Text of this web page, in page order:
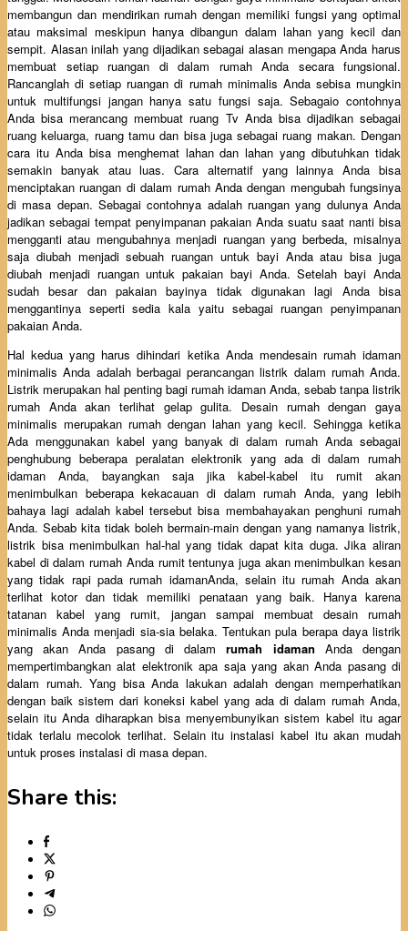
membangun dan mendirikan rumah dengan memiliki fungsi yang optimal
atau maksimal meskipun hanya dibangun dalam lahan yang kecil dan
sempit. Alasan inilah yang dijadikan sebagai alasan mengapa Anda harus
membuat setiap ruangan di dalam rumah Anda secara fungsional.
Rancanglah di setiap ruangan di rumah minimalis Anda sebisa mungkin
untuk multifungsi jangan hanya satu fungsi saja. Sebagaio contohnya
Anda bisa merancang membuat ruang Tv Anda bisa dijadikan sebagai
ruang keluarga, ruang tamu dan bisa juga sebagai ruang makan. Dengan
cara itu Anda bisa menghemat lahan dan lahan yang dibutuhkan tidak
semakin banyak atau luas. Cara alternatif yang lainnya Anda bisa
menciptakan ruangan di dalam rumah Anda dengan mengubah fungsinya
di masa depan. Sebagai contohnya adalah ruangan yang dulunya Anda
jadikan sebagai tempat penyimpanan pakaian Anda suatu saat nanti bisa
mengganti atau mengubahnya menjadi ruangan yang berbeda, misalnya
saja diubah menjadi sebuah ruangan untuk bayi Anda atau bisa juga
diubah menjadi ruangan untuk pakaian bayi Anda. Setelah bayi Anda
sudah besar dan pakaian bayinya tidak digunakan lagi Anda bisa
menggantinya seperti sedia kala yaitu sebagai ruangan penyimpanan
pakaian Anda.
Hal kedua yang harus dihindari ketika Anda mendesain rumah idaman
minimalis Anda adalah berbagai perancangan listrik dalam rumah Anda.
Listrik merupakan hal penting bagi rumah idaman Anda, sebab tanpa listrik
rumah Anda akan terlihat gelap gulita. Desain rumah dengan gaya
minimalis merupakan rumah dengan lahan yang kecil. Sehingga ketika
Ada menggunakan kabel yang banyak di dalam rumah Anda sebagai
penghubung beberapa peralatan elektronik yang ada di dalam rumah
idaman Anda, bayangkan saja jika kabel-kabel itu rumit akan
menimbulkan beberapa kekacauan di dalam rumah Anda, yang lebih
bahaya lagi adalah kabel tersebut bisa membahayakan penghuni rumah
Anda. Sebab kita tidak boleh bermain-main dengan yang namanya listrik,
listrik bisa menimbulkan hal-hal yang tidak dapat kita duga. Jika aliran
kabel di dalam rumah Anda rumit tentunya juga akan menimbulkan kesan
yang tidak rapi pada rumah idamanAnda, selain itu rumah Anda akan
terlihat kotor dan tidak memiliki penataan yang baik. Hanya karena
tatanan kabel yang rumit, jangan sampai membuat desain rumah
minimalis Anda menjadi sia-sia belaka. Tentukan pula berapa daya listrik
yang akan Anda pasang di dalamrumah idaman Anda dengan
mempertimbangkan alat elektronik apa saja yang akan Anda pasang di
dalam rumah. Yang bisa Anda lakukan adalah dengan memperhatikan
dengan baik sistem dari koneksi kabel yang ada di dalam rumah Anda,
selain itu Anda diharapkan bisa menyembunyikan sistem kabel itu agar
tidak terlalu mecolok terlihat. Selain itu instalasi kabel itu akan mudah
untuk proses instalasi di masa depan.
Share this: